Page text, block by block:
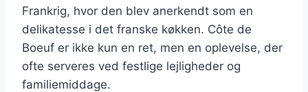
Frankrig, hvor den blev anerkendt som en
delikatesse i det franske køkken. Côte de
Boeuf er ikke kun en ret, men en oplevelse, der
ofte serveres ved festlige lejligheder og
familiemiddage.